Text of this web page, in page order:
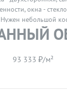
окна -
Нужен небольшой
ходьбы от
93 333 ₽/м²